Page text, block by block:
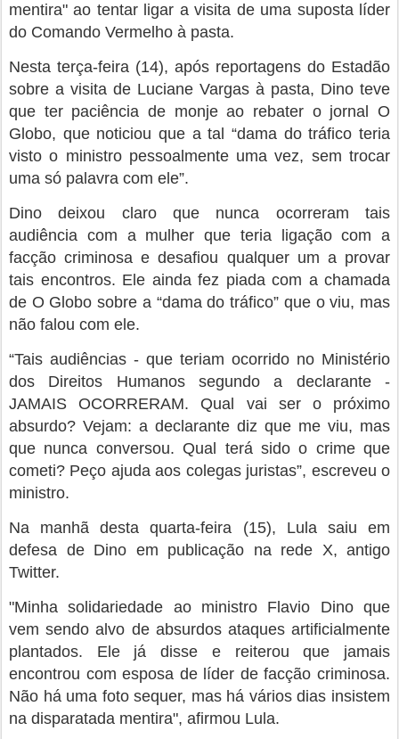
mentira" ao tentar ligar a visita de uma suposta líder
do Comando Vermelho à pasta.
Nesta terça-feira (14), após reportagens do Estadão
sobre a visita de Luciane Vargas à pasta, Dino teve
que ter paciência de monje ao rebater o jornal O
Globo, que noticiou que a tal “dama do tráfico teria
visto o ministro pessoalmente uma vez, sem trocar
uma só palavra com ele”.
Dino deixou claro que nunca ocorreram tais
audiência com a mulher que teria ligação com a
facção criminosa e desafiou qualquer um a provar
tais encontros. Ele ainda fez piada com a chamada
de O Globo sobre a “dama do tráfico” que o viu, mas
não falou com ele.
“Tais audiências - que teriam ocorrido no Ministério
dos Direitos Humanos segundo a declarante -
JAMAIS OCORRERAM. Qual vai ser o próximo
absurdo? Vejam: a declarante diz que me viu, mas
que nunca conversou. Qual terá sido o crime que
cometi? Peço ajuda aos colegas juristas”, escreveu o
ministro.
Na manhã desta quarta-feira (15), Lula saiu em
defesa de Dino em publicação na rede X, antigo
Twitter.
"Minha solidariedade ao ministro Flavio Dino que
vem sendo alvo de absurdos ataques artificialmente
plantados. Ele já disse e reiterou que jamais
encontrou com esposa de líder de facção criminosa.
Não há uma foto sequer, mas há vários dias insistem
na disparatada mentira", afirmou Lula.